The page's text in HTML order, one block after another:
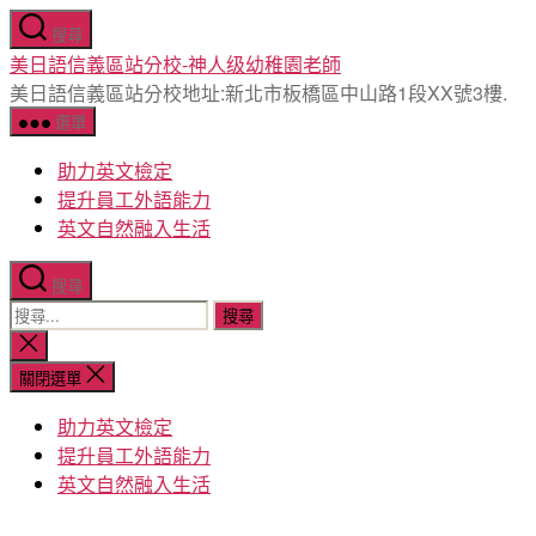
跳
至
主
要
內
搜尋
美日語信義區站分校-神人级幼稚園老師
美日語信義區站分校地址:新北市板橋區中山路1段XX號3樓.
選單
助力英文檢定
提升員工外語能力
英文自然融入生活
搜尋
搜
尋
關
鍵
關
閉
搜
關閉選單
助力英文檢定
提升員工外語能力
英文自然融入生活